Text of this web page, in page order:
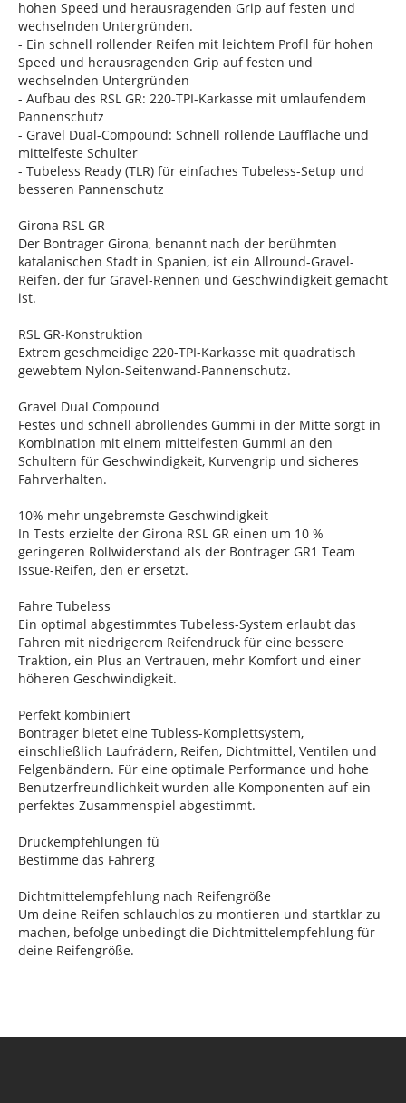
hohen Speed und herausragenden Grip auf festen und
wechselnden Untergründen.
- Ein schnell rollender Reifen mit leichtem Profil für hohen
Speed und herausragenden Grip auf festen und
wechselnden Untergründen
- Aufbau des RSL GR: 220-TPI-Karkasse mit umlaufendem
Pannenschutz
- Gravel Dual-Compound: Schnell rollende Lauffläche und
mittelfeste Schulter
- Tubeless Ready (TLR) für einfaches Tubeless-Setup und
besseren Pannenschutz
Girona RSL GR
Der Bontrager Girona, benannt nach der berühmten
katalanischen Stadt in Spanien, ist ein Allround-Gravel-
Reifen, der für Gravel-Rennen und Geschwindigkeit gemacht
ist.
RSL GR-Konstruktion
Extrem geschmeidige 220-TPI-Karkasse mit quadratisch
gewebtem Nylon-Seitenwand-Pannenschutz.
Gravel Dual Compound
Festes und schnell abrollendes Gummi in der Mitte sorgt in
Kombination mit einem mittelfesten Gummi an den
Schultern für Geschwindigkeit, Kurvengrip und sicheres
Fahrverhalten.
10% mehr ungebremste Geschwindigkeit
In Tests erzielte der Girona RSL GR einen um 10 %
geringeren Rollwiderstand als der Bontrager GR1 Team
Issue-Reifen, den er ersetzt.
Fahre Tubeless
Ein optimal abgestimmtes Tubeless-System erlaubt das
Fahren mit niedrigerem Reifendruck für eine bessere
Traktion, ein Plus an Vertrauen, mehr Komfort und einer
höheren Geschwindigkeit.
Perfekt kombiniert
Bontrager bietet eine Tubless-Komplettsystem,
einschließlich Laufrädern, Reifen, Dichtmittel, Ventilen und
Felgenbändern. Für eine optimale Performance und hohe
Benutzerfreundlichkeit wurden alle Komponenten auf ein
perfektes Zusammenspiel abgestimmt.
Druckempfehlungen fü
Bestimme das Fahrerg
Dichtmittelempfehlung nach Reifengröße
Um deine Reifen schlauchlos zu montieren und startklar zu
machen, befolge unbedingt die Dichtmittelempfehlung für
deine Reifengröße.